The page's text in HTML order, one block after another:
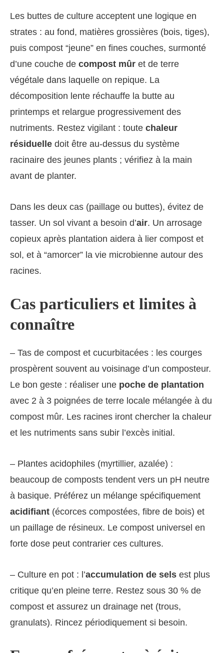
Les buttes de culture acceptent une logique en
strates : au fond, matières grossières (bois, tiges),
puis compost “jeune” en fines couches, surmonté
d’une couche de compost mûr et de terre
végétale dans laquelle on repique. La
décomposition lente réchauffe la butte au
printemps et relargue progressivement des
nutriments. Restez vigilant : toute chaleur
résiduelle doit être au‑dessus du système
racinaire des jeunes plants ; vérifiez à la main
avant de planter.
Dans les deux cas (paillage ou buttes), évitez de
tasser. Un sol vivant a besoin d’air. Un arrosage
copieux après plantation aidera à lier compost et
sol, et à “amorcer” la vie microbienne autour des
racines.
Cas particuliers et limites à
connaître
– Tas de compost et cucurbitacées : les courges
prospèrent souvent au voisinage d’un composteur.
Le bon geste : réaliser une poche de plantation
avec 2 à 3 poignées de terre locale mélangée à du
compost mûr. Les racines iront chercher la chaleur
et les nutriments sans subir l’excès initial.
– Plantes acidophiles (myrtillier, azalée) :
beaucoup de composts tendent vers un pH neutre
à basique. Préférez un mélange spécifiquement
acidifiant (écorces compostées, fibre de bois) et
un paillage de résineux. Le compost universel en
forte dose peut contrarier ces cultures.
– Culture en pot : l’accumulation de sels est plus
critique qu’en pleine terre. Restez sous 30 % de
compost et assurez un drainage net (trous,
granulats). Rincez périodiquement si besoin.